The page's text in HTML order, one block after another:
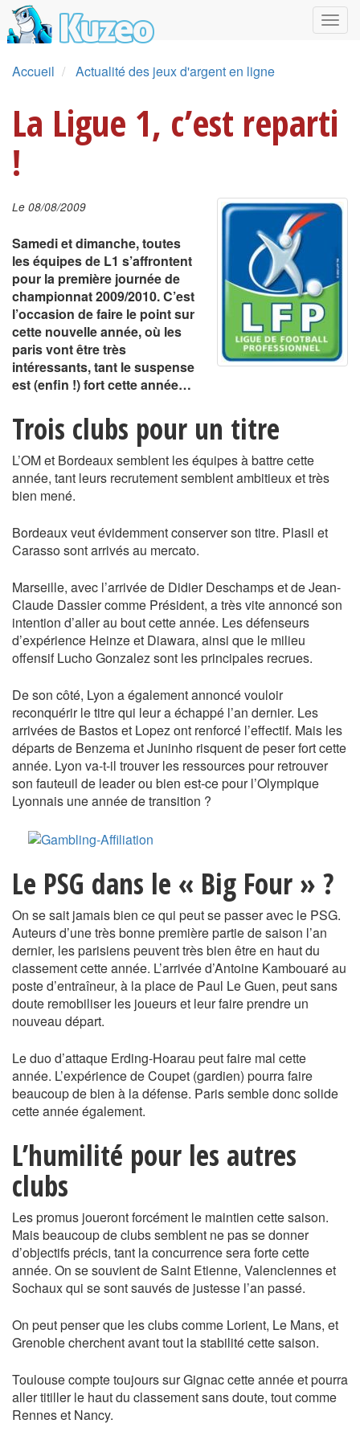
Accueil Actualité des jeux d'argent en ligne
La Ligue 1, c’est reparti
!
Le 08/08/2009
Samedi et dimanche, toutes
les équipes de L1 s’affrontent
pour la première journée de
championnat 2009/2010. C’est
l’occasion de faire le point sur
cette nouvelle année, où les
paris vont être très
intéressants, tant le suspense
est (enfin !) fort cette année…
Trois clubs pour un titre
L’OM et Bordeaux semblent les équipes à battre cette
année, tant leurs recrutement semblent ambitieux et très
bien mené.
Bordeaux veut évidemment conserver son titre. Plasil et
Carasso sont arrivés au mercato.
Marseille, avec l’arrivée de Didier Deschamps et de Jean-
Claude Dassier comme Président, a très vite annoncé son
intention d’aller au bout cette année. Les défenseurs
d’expérience Heinze et Diawara, ainsi que le milieu
offensif Lucho Gonzalez sont les principales recrues.
De son côté, Lyon a également annoncé vouloir
reconquérir le titre qui leur a échappé l’an dernier. Les
arrivées de Bastos et Lopez ont renforcé l’effectif. Mais les
départs de Benzema et Juninho risquent de peser fort cette
année. Lyon va-t-il trouver les ressources pour retrouver
son fauteuil de leader ou bien est-ce pour l’Olympique
Lyonnais une année de transition ?
Le PSG dans le « Big Four » ?
On se sait jamais bien ce qui peut se passer avec le PSG.
Auteurs d’une très bonne première partie de saison l’an
dernier, les parisiens peuvent très bien être en haut du
classement cette année. L’arrivée d’Antoine Kambouaré au
poste d’entraîneur, à la place de Paul Le Guen, peut sans
doute remobiliser les joueurs et leur faire prendre un
nouveau départ.
Le duo d’attaque Erding-Hoarau peut faire mal cette
année. L’expérience de Coupet (gardien) pourra faire
beaucoup de bien à la défense. Paris semble donc solide
cette année également.
L’humilité pour les autres
clubs
Les promus joueront forcément le maintien cette saison.
Mais beaucoup de clubs semblent ne pas se donner
d’objectifs précis, tant la concurrence sera forte cette
année. On se souvient de Saint Etienne, Valenciennes et
Sochaux qui se sont sauvés de justesse l’an passé.
On peut penser que les clubs comme Lorient, Le Mans, et
Grenoble cherchent avant tout la stabilité cette saison.
Toulouse compte toujours sur Gignac cette année et pourra
aller titiller le haut du classement sans doute, tout comme
Rennes et Nancy.